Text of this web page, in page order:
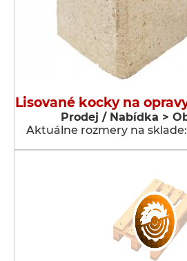
Lisované kocky na
Prodej / Nabídka >
Aktuálne rozmery na